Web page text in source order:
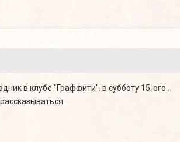
в клубе "Граффити". в субботу 15-ого.